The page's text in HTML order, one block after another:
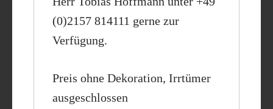
(0)2157 814111 gerne zur
Verfügung.
Preis ohne Dekoration, Irrtümer
ausgeschlossen